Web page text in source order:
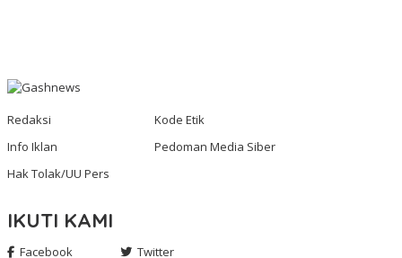
Redaksi
Kode Etik
Info Iklan
Pedoman Media Siber
Hak Tolak/UU Pers
IKUTI KAMI
Facebook Twitter